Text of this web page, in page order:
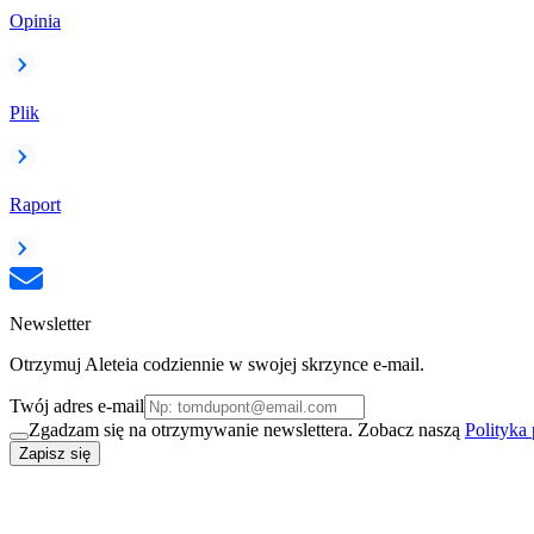
Opinia
Plik
Raport
Newsletter
Otrzymuj Aleteia codziennie w swojej skrzynce e-mail.
Twój adres e-mail
Zgadzam się na otrzymywanie newslettera. Zobacz naszą Polityka
Zapisz się